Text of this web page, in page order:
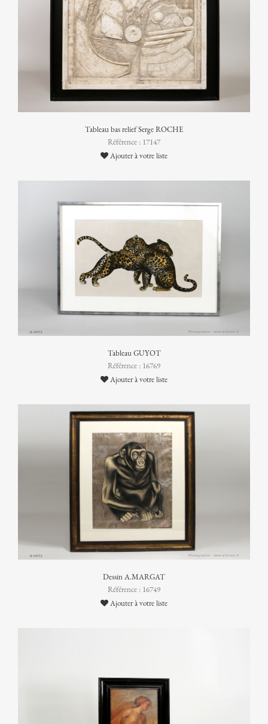
Tableau bas relief Serge ROCHE
Référence : 17147
Ajouter à votre liste
Tableau GUYOT
Référence : 16769
Ajouter à votre liste
Dessin A.MARGAT
Référence : 16749
Ajouter à votre liste